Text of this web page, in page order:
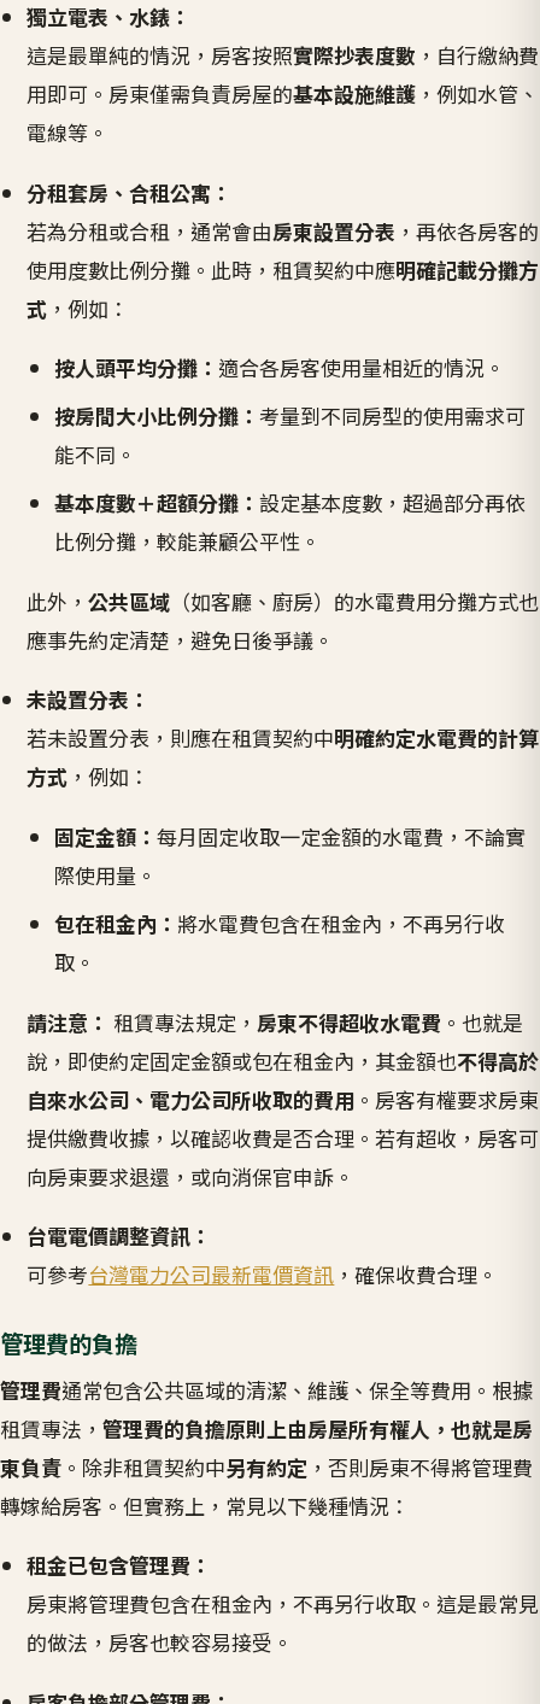
獨立電表、水錶：
這是最單純的情況，房客按照實際抄表度數 ，自行繳納費
用即可。房東僅需負責房屋的基本設施維護 ，例如水管、
電線等。
分租套房、合租公寓：
若為分租或合租，通常會由房東設置分表 ，再依各房客的
使用度數比例分攤。此時，租賃契約中應明確記載分攤方
式 ，例如：
按人頭平均分攤： 適合各房客使用量相近的情況。
按房間大小比例分攤： 考量到不同房型的使用需求可
能不同。
基本度數＋超額分攤： 設定基本度數，超過部分再依
比例分攤，較能兼顧公平性。
此外，公共區域 （如客廳、廚房）的水電費用分攤方式也
應事先約定清楚，避免日後爭議。
未設置分表：
若未設置分表，則應在租賃契約中明確約定水電費的計算
方式 ，例如：
固定金額： 每月固定收取一定金額的水電費，不論實
際使用量。
包在租金內： 將水電費包含在租金內，不再另行收
取。
請注意： 租賃專法規定， 房東不得超收水電費 。也就是
說，即使約定固定金額或包在租金內，其金額也不得高於
自來水公司、電力公司所收取的費用 。房客有權要求房東
提供繳費收據，以確認收費是否合理。若有超收，房客可
向房東要求退還，或向消保官申訴。
台電電價調整資訊：
可參考台灣電力公司最新電價資訊 ，確保收費合理。
管理費的負擔
管理費通常包含公共區域的清潔、維護、保全等費用。根據
租賃專法， 管理費的負擔原則上由房屋所有權人，也就是房
東負責 。除非租賃契約中另有約定 ，否則房東不得將管理費
轉嫁給房客。但實務上，常見以下幾種情況：
租金已包含管理費：
房東將管理費包含在租金內，不再另行收取。這是最常見
的做法，房客也較容易接受。